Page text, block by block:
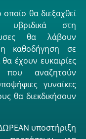
θα διεξαχθεί
υβριδικά στη
θα λάβουν
καθοδήγηση σε
έχουν ευκαιρίες
που αναζητούν
γυναίκες
θα διεκδικήσουν
υποστήριξη